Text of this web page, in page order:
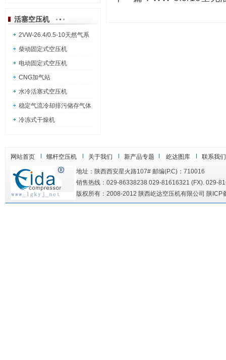
活塞空压机
2VW-26.4/0.5-10天然气系
柴动固定式空压机
电动固定式空压机
CNG加气站
水冷活塞式空压机
稳定气流冷却排污储存气体
冷冻式干燥机
网站首页 螺杆空压机 关于我们 新产品专题 屹达图库 联系我们
地址：陕西西安星火路107# 邮编(P.C)：710016
销售热线：029-86338238 029-81616321 (FX). 029-
版权所有：2008-2012 陕西屹达空压机有限公司 陕ICP